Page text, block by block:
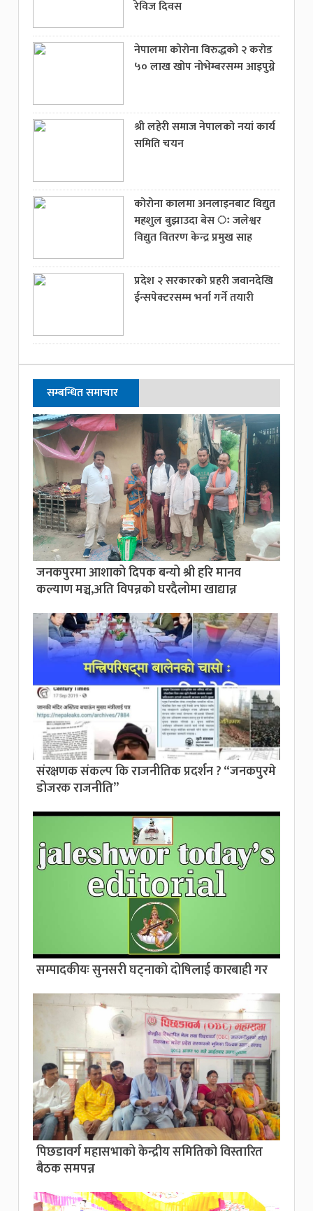
रेविज दिवस
नेपालमा कोरोना विरुद्धको २ करोड
५० लाख खोप नोभेम्बरसम्म आइपुग्ने
श्री लहेरी समाज नेपालको नयां कार्य
समिति चयन
कोरोना कालमा अनलाइनबाट विद्युत
महशुल बुझाउदा बेस ः जलेश्वर
विद्युत वितरण केन्द्र प्रमुख साह
प्रदेश २ सरकारको प्रहरी जवानदेखि
ईन्सपेक्टरसम्म भर्ना गर्ने तयारी
सम्बन्धित समाचार
जनकपुरमा आशाको दिपक बन्यो श्री हरि मानव
कल्याण मञ्च,अति विपन्नको घरदैलोमा खाद्यान्न
संरक्षणक संकल्प कि राजनीतिक प्रदर्शन ? “जनकपुरमे
डोजरक राजनीति”
सम्पादकीयः सुनसरी घट्नाको दोषिलाई कारबाही गर
पिछडावर्ग महासभाको केन्द्रीय समितिको विस्तारित
बैठक समपन्न